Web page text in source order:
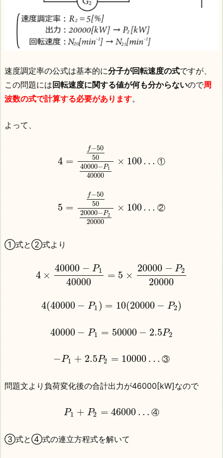
速度調定率の公式は基本的に分子が回転速度の式ですが、
この問題には回転速度に関する値が何も分からないので周
波数の式で計算する必要があります。
よって、
4 =
f−50
50
40000−P1
40000
× 100… ①
5 =
f−50
50
20000−P2
20000
× 100… ②
①式と②式より
4 ×
40000 − P1
40000
= 5 ×
20000 − P2
20000
4(40000 − P1 ) = 10(20000 − P2)
40000 − P1 = 50000 − 2.5 P2
−P1 + 2.5P2 = 10000 … ③
問題文より負荷変化後の合計出力が46000[kW]なので
P1 + P2 = 46000 … ④
③式と④式の連立方程式を解いて